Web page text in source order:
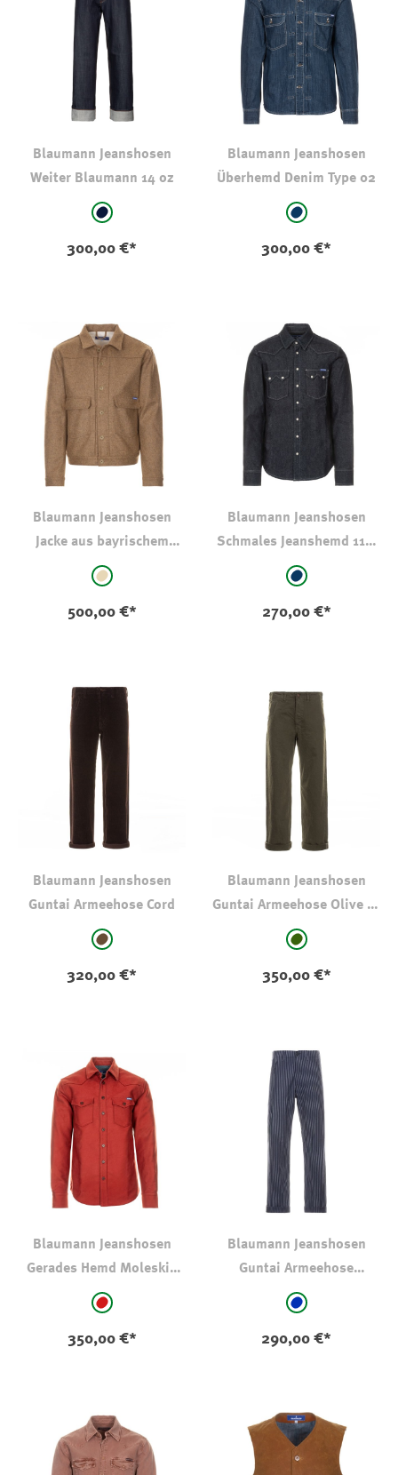
Blaumann Jeanshosen
Weiter Blaumann 14 oz
auswählen
RAW ungewaschen
300,00 €*
Blaumann Jeanshosen
Überhemd Denim Type 02
auswählen
stone-wash-
300,00 €*
Blaumann Jeanshosen
Jacke aus bayrischem
Loden
auswählen
beige
500,00 €*
Blaumann Jeanshosen
Schmales Jeanshemd 11,5
oz Stonewash Dark Blue
auswählen
stone-wash-
270,00 €*
Blaumann Jeanshosen
Guntai Armeehose Cord
auswählen
braun
320,00 €*
Blaumann Jeanshosen
Guntai Armeehose Olive 15
oz
auswählen
dkl oliv-khaki
350,00 €*
Blaumann Jeanshosen
Gerades Hemd Moleskin
Rot
auswählen
rot
350,00 €*
Blaumann Jeanshosen
Guntai Armeehose
Gestreift
auswählen
blau - gestreift
290,00 €*